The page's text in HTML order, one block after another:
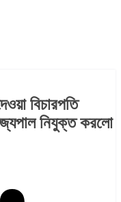
বিচারপতি
নিযুক্ত করলো